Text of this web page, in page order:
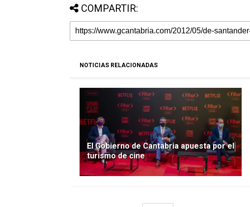
COMPARTIR:
NOTICIAS RELACIONADAS
El Gobierno de Cantabria apuesta por el
turismo de cine